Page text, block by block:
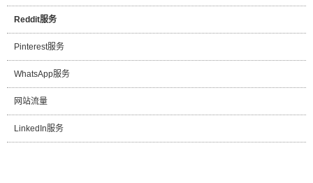
Reddit服务
Pinterest服务
WhatsApp服务
网站流量
LinkedIn服务